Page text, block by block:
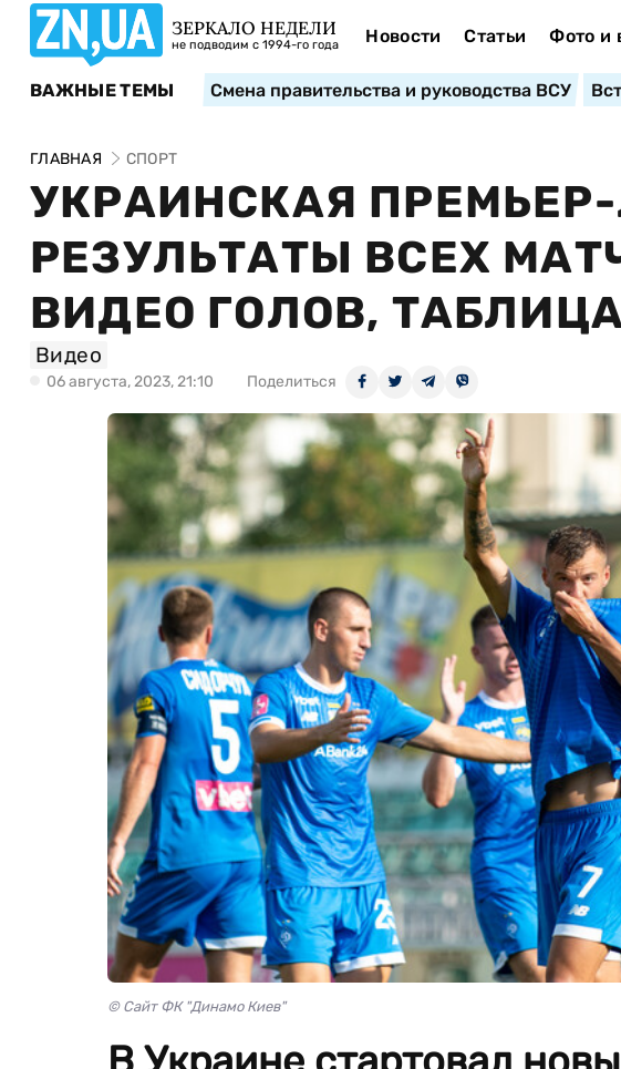
ЗЕРКАЛО НЕДЕЛИ
не подводим с 1994-го года Новости Статьи Фото и
ВАЖНЫЕ ТЕМЫ Смена правительства и руководства ВСУ
ГЛАВНАЯ СПОРТ
УКРАИНСКАЯ
РЕЗУЛЬТАТЫ ВСЕХ
ВИДЕО ГОЛОВ,
Видео
06 августа, 2023, 21:10 Поделиться
© Сайт ФК "Динамо Киев"